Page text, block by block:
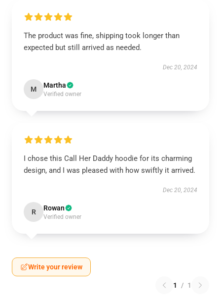
The product was fine, shipping took longer than
expected but still arrived as needed.
Dec 20, 2024
M Martha
Verified owner
I chose this Call Her Daddy hoodie for its charming
design, and I was pleased with how swiftly it arrived.
Dec 20, 2024
R Rowan
Verified owner
Write your review
1 / 1